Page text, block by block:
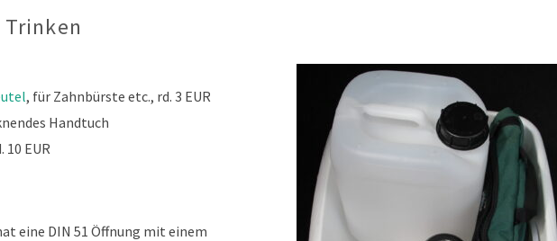
Trinken
, für Zahnbürste etc., rd. 3 EUR
Handtuch
10 EUR
eine DIN 51 Öffnung mit einem